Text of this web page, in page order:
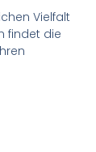
Vielfalt
findet die